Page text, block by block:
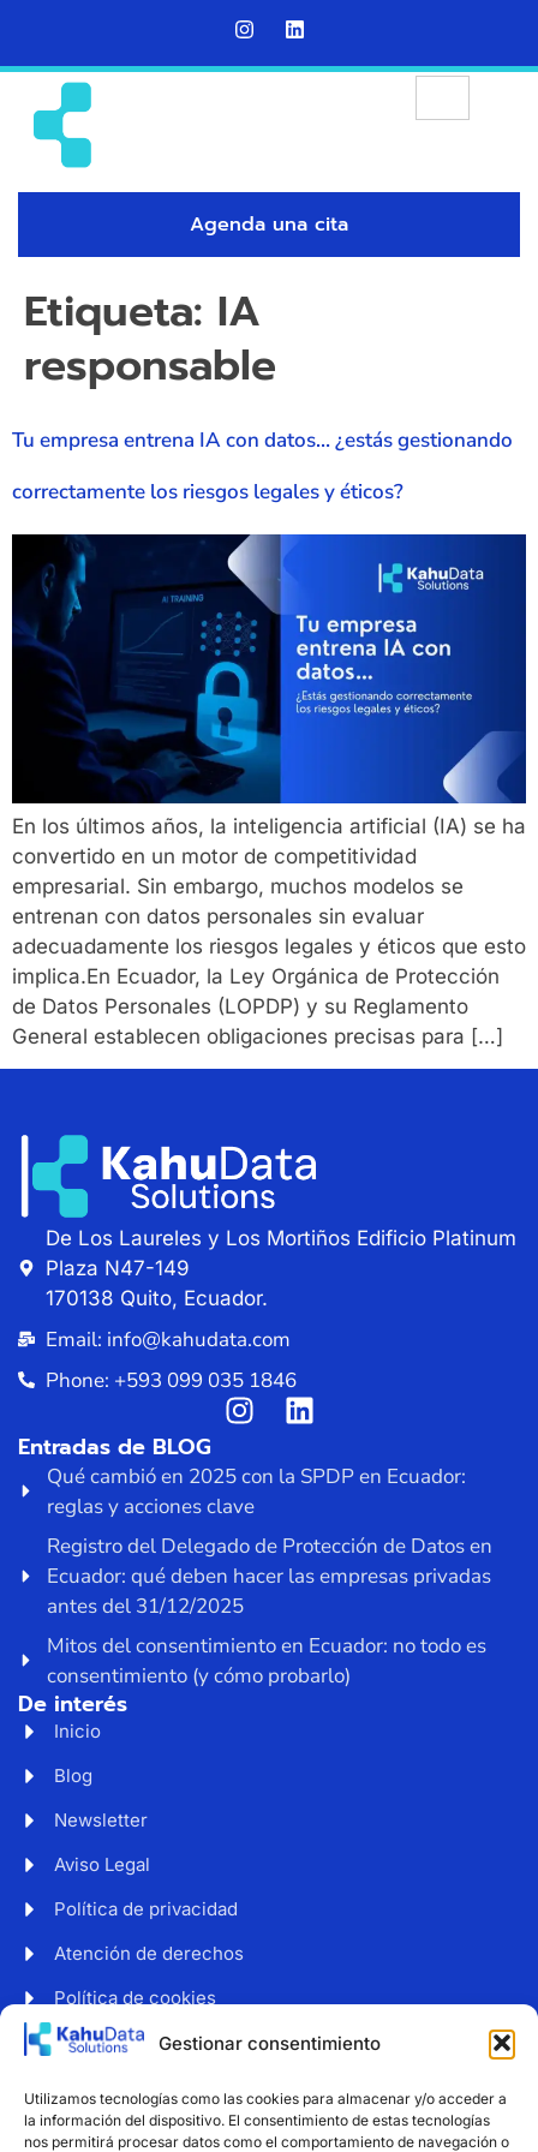
Gestionar consentimiento
Utilizamos tecnologías como las cookies para almacenar y/o acceder a
la información del dispositivo. El consentimiento de estas tecnologías
nos permitirá procesar datos como el comportamiento de navegación o
Agenda una cita
Etiqueta: IA
responsable
Tu empresa entrena IA con datos… ¿estás gestionando
correctamente los riesgos legales y éticos?
En los últimos años, la inteligencia artificial (IA) se ha
convertido en un motor de competitividad
empresarial. Sin embargo, muchos modelos se
entrenan con datos personales sin evaluar
adecuadamente los riesgos legales y éticos que esto
implica.En Ecuador, la Ley Orgánica de Protección
de Datos Personales (LOPDP) y su Reglamento
General establecen obligaciones precisas para […]
De Los Laureles y Los Mortiños Edificio Platinum
Plaza N47-149
170138 Quito, Ecuador.
Email: info@kahudata.com
Phone: +593 099 035 1846
Entradas de BLOG
Qué cambió en 2025 con la SPDP en Ecuador:
reglas y acciones clave
Registro del Delegado de Protección de Datos en
Ecuador: qué deben hacer las empresas privadas
antes del 31/12/2025
Mitos del consentimiento en Ecuador: no todo es
consentimiento (y cómo probarlo)
De interés
Inicio
Blog
Newsletter
Aviso Legal
Política de privacidad
Atención de derechos
Política de cookies
Web accesible
Suscríbete a nuestro boletín para recibir noticias y
consejos sobre protección de datos.